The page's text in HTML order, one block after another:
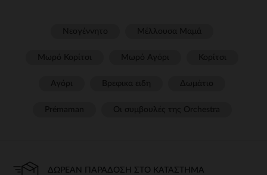
ΔΩΡΕΆΝ ΠΑΡΆΔΟΣΗ ΣΤΟ ΚΑΤΆΣΤΗΜΑ